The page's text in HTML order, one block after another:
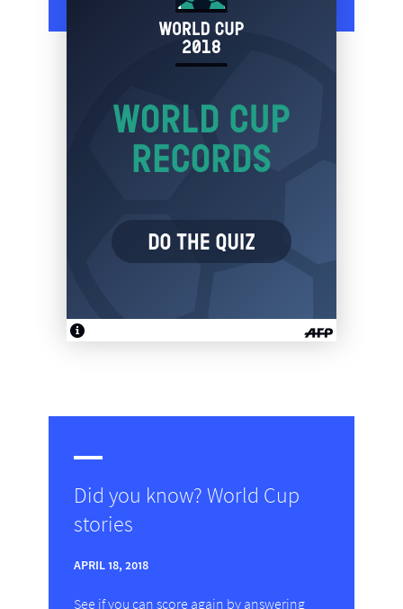
Did you know? World Cup
stories
APRIL 18, 2018
See if you can score again by answering